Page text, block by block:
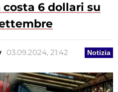
6 dollari su
Notizia
03.09.2024, 21:42